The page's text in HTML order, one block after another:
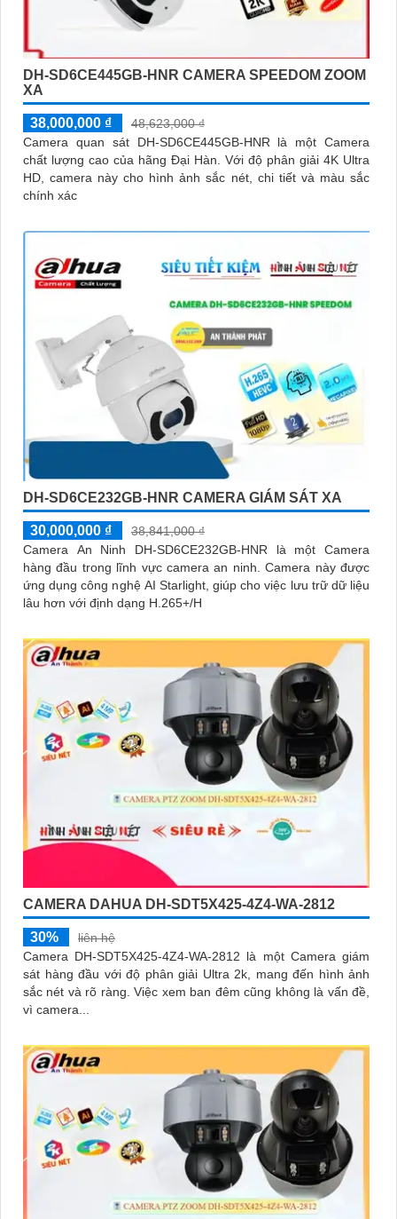
DH-SD6CE445GB-HNR CAMERA SPEEDOM ZOOM
XA
38,000,000 ₫
48,623,000 ₫
Camera quan sát DH-SD6CE445GB-HNR là một Camera
chất lượng cao của hãng Đại Hàn. Với độ phân giải 4K Ultra
HD, camera này cho hình ảnh sắc nét, chi tiết và màu sắc
chính xác
DH-SD6CE232GB-HNR CAMERA GIÁM SÁT XA
30,000,000 ₫
38,841,000 ₫
Camera An Ninh DH-SD6CE232GB-HNR là một Camera
hàng đầu trong lĩnh vực camera an ninh. Camera này được
ứng dụng công nghệ AI Starlight, giúp cho việc lưu trữ dữ liệu
lâu hơn với định dạng H.265+/H
CAMERA DAHUA DH-SDT5X425-4Z4-WA-2812
30%
liên hệ
Camera DH-SDT5X425-4Z4-WA-2812 là một Camera giám
sát hàng đầu với độ phân giải Ultra 2k, mang đến hình ảnh
sắc nét và rõ ràng. Việc xem ban đêm cũng không là vấn đề,
vì camera...